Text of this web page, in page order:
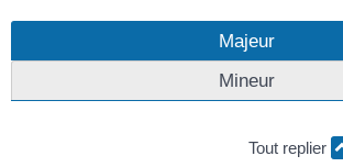
Majeur
Mineur
Tout replier